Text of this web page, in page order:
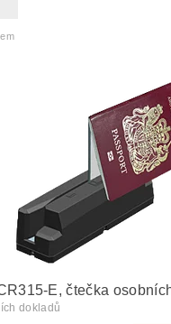
E, čtečka
dokladů